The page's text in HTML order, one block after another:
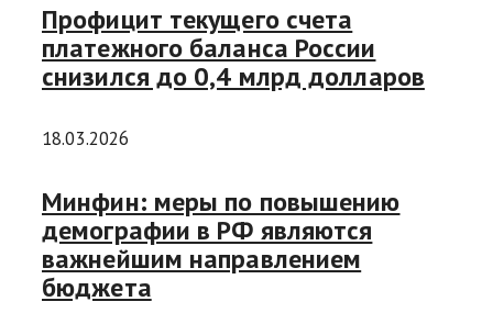
Профицит текущего счета
платежного баланса России
снизился до 0,4 млрд долларов
18.03.2026
Минфин: меры по повышению
демографии в РФ являются
важнейшим направлением
бюджета